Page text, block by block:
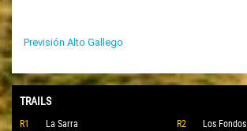
Previsión Alto Gallego
TRAILS
R1 La Sarra R2
Los Fondos